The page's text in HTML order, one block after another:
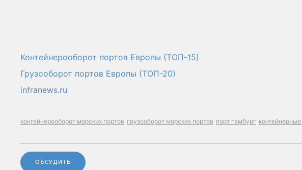
Контейнерооборот портов Европы (ТОП-15)
Грузооборот портов Европы (ТОП-20)
infranews.ru
контейнерооборот морских портов грузооборот морских портов порт гамбург
ОБСУДИТЬ